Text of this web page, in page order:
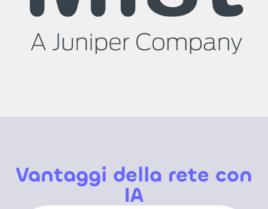
Vantaggi della rete con
IA